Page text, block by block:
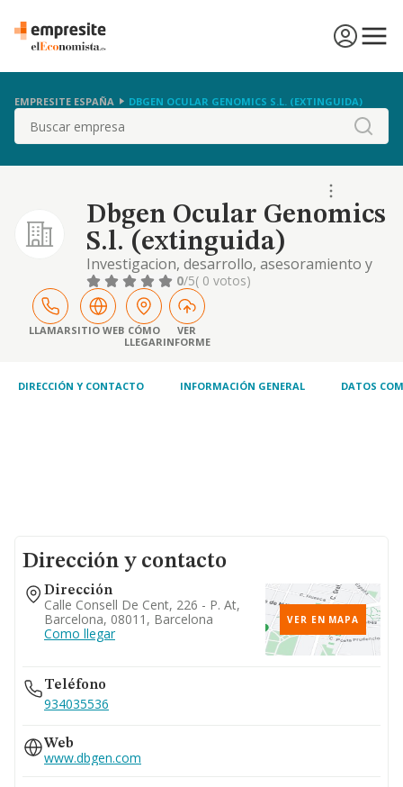
EMPRESITE ESPAÑA DBGEN OCULAR GENOMICS S.L. (EXTINGUIDA)
Buscar
Dbgen Ocular Genomics
S.l. (extinguida)
Investigacion, desarrollo, asesoramiento y
consultoria en cualquier tipo de diagnostico
genetico, realizacion de terapias
personalizadas y cualquier prestacion de
servicio en el ambito descrito, etc
0/5( 0 votos)
LLAMARSITIO WEB CÓMO
LLEGAR
VER
INFORME
DIRECCIÓN Y CONTACTO INFORMACIÓN GENERAL DATOS
Dirección y contacto
Dirección
Calle Consell De Cent, 226 - P. At,
Barcelona, 08011, Barcelona
Como llegar
VER EN MAPA
Teléfono
934035536
Web
www.dbgen.com